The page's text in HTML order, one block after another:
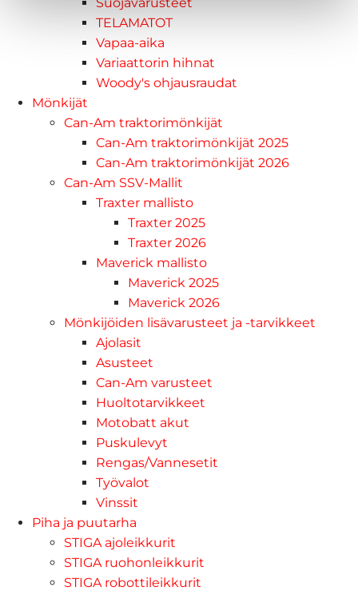
TELAMATOT
Vapaa-aika
Variaattorin hihnat
Woody's ohjausraudat
Mönkijät
Can-Am traktorimönkijät
Can-Am traktorimönkijät 2025
Can-Am traktorimönkijät 2026
Can-Am SSV-Mallit
Traxter mallisto
Traxter 2025
Traxter 2026
Maverick mallisto
Maverick 2025
Maverick 2026
Mönkijöiden lisävarusteet ja -tarvikkeet
Ajolasit
Asusteet
Can-Am varusteet
Huoltotarvikkeet
Motobatt akut
Puskulevyt
Rengas/Vannesetit
Työvalot
Vinssit
Piha ja puutarha
STIGA ajoleikkurit
STIGA ruohonleikkurit
STIGA robottileikkurit